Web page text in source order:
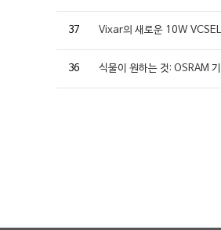
37 Vixar의 새로운 10W
36 식물이 원하는 것: OSRAM